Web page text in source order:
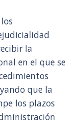
la
en el que se
que la
los plazos